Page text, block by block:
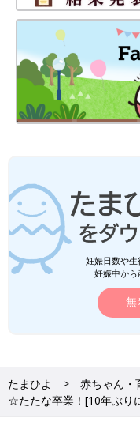
妊娠日数や
妊娠中から
たまひよ 赤ちゃん・
☆たたな卒業！[10年ぶり